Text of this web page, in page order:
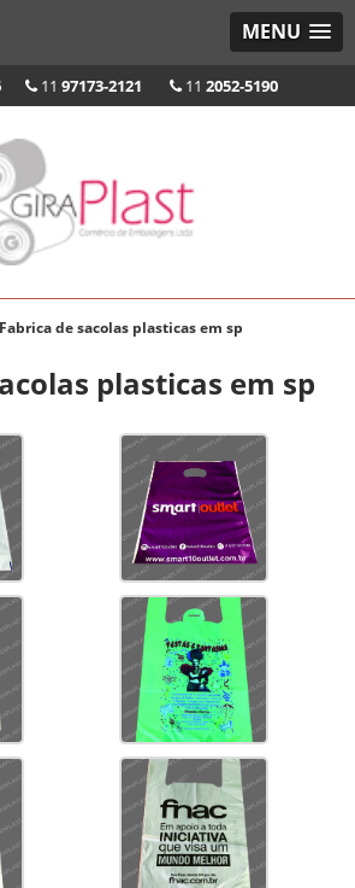
MENU
11 97173-2121 11 2052-5190
Fabrica de sacolas plasticas em sp
plasticas em sp